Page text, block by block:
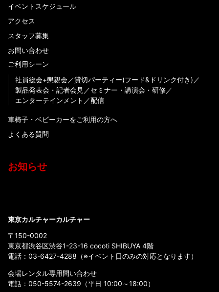
イベントスケジュール
アクセス
スタッフ募集
お問い合わせ
ご利用シーン
社員総会+懇親会
貸切パーティー(フード&ドリンク付き)
製品発表会・記者会見
セミナー・講演会・研修
エンターテインメント
配信
車椅子・ベビーカーをご利用の方へ
よくある質問
お知らせ
東京カルチャーカルチャー
〒150-0002
東京都渋谷区渋谷1-23-16 cocoti SHIBUYA 4階
電話： 03-6427-4288 （※イベント日のみの対応となります）
会場レンタル専用問い合わせ
電話： 050-5574-2639 （平日 10:00～18:00）